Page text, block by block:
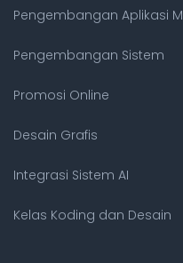
Pengembangan Aplikasi
Pengembangan Sistem
Promosi Online
Desain Grafis
Integrasi Sistem AI
Kelas Koding dan Desain